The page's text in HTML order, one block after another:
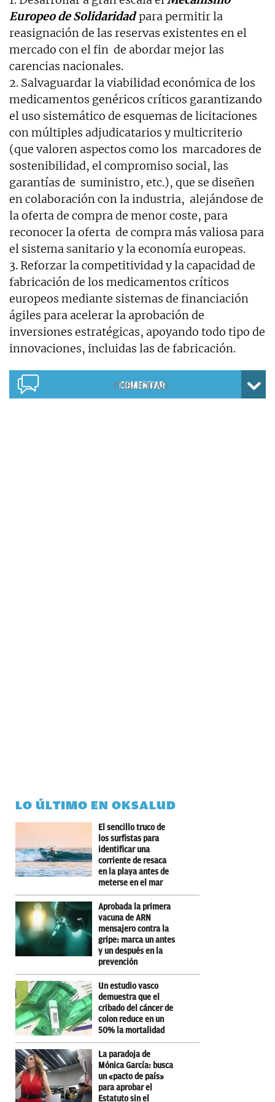
Europeo de Solidaridadpara permitir la
reasignación de las reservas existentes en el
mercado con el fin de abordar mejor las
carencias nacionales.
2. Salvaguardar la viabilidad económica de los
medicamentos genéricos críticos garantizando
el uso sistemático de esquemas de licitaciones
con múltiples adjudicatarios y multicriterio
(que valoren aspectos como los marcadores de
sostenibilidad, el compromiso social, las
garantías de suministro, etc.), que se diseñen
en colaboración con la industria, alejándose de
la oferta de compra de menor coste, para
reconocer la oferta de compra más valiosa para
el sistema sanitario y la economía europeas.
3. Reforzar la competitividad y la capacidad de
fabricación de los medicamentos críticos
europeos mediante sistemas de financiación
ágiles para acelerar la aprobación de
inversiones estratégicas, apoyando todo tipo de
innovaciones, incluidas las de fabricación.
COMENTAR
LO ÚLTIMO EN OKSALUD
El sencillo truco de
los surfistas para
identificar una
corriente de resaca
en la playa antes de
meterse en el mar
Aprobada la primera
vacuna de ARN
mensajero contra la
gripe: marca un antes
y un después en la
prevención
Un estudio vasco
demuestra que el
cribado del cáncer de
colon reduce en un
50% la mortalidad
La paradoja de
Mónica García: busca
un «pacto de país»
para aprobar el
Estatuto sin el